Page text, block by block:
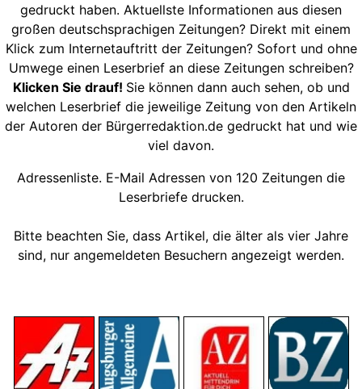
gedruckt haben. Aktuellste Informationen aus diesen
großen deutschsprachigen Zeitungen? Direkt mit einem
Klick zum Internetauftritt der Zeitungen? Sofort und ohne
Umwege einen Leserbrief an diese Zeitungen schreiben?
Klicken Sie drauf! Sie können dann auch sehen, ob und
welchen Leserbrief die jeweilige Zeitung von den Artikeln
der Autoren der Bürgerredaktion.de gedruckt hat und wie
viel davon.
Adressenliste. E-Mail Adressen von 120 Zeitungen die
Leserbriefe drucken.
Bitte beachten Sie, dass Artikel, die älter als vier Jahre
sind, nur angemeldeten Besuchern angezeigt werden.